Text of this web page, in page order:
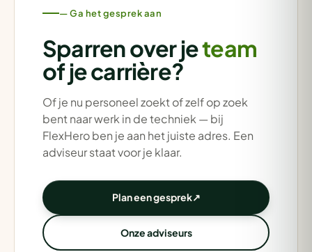
— Ga het gesprek aan
Sparren over jeteam
of je carrière?
Of je nu personeel zoekt of zelf op zoek
bent naar werk in de techniek — bij
FlexHero ben je aan het juiste adres. Een
adviseur staat voor je klaar.
Plan een gesprek↗
Onze adviseurs